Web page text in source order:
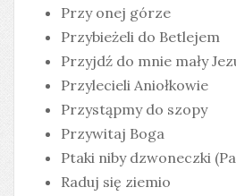
Przy onej górze
Przybieżeli do Betlejem
Przyjdź do mnie mały
Przylecieli Aniołkowie
Przystąpmy do szopy
Przywitaj Boga
Ptaki niby dzwoneczki
Raduj się ziemio